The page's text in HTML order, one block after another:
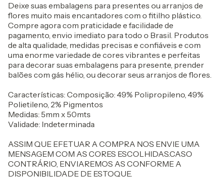
Deixe suas embalagens para presentes ou arranjos de
flores muito mais encantadores com o fitilho plástico.
Compre agora com praticidade e facilidade de
pagamento, envio imediato para todo o Brasil. Produtos
de alta qualidade, medidas precisas e confiáveis e com
uma enorme variedade de cores vibrantes e perfeitas
para decorar suas embalagens para presente, prender
balões com gás hélio, ou decorar seus arranjos de flores.
Características: Composição: 49% Polipropileno, 49%
Polietileno, 2% Pigmentos
Medidas: 5mm x 50mts
Validade: Indeterminada
ASSIM QUE EFETUAR A COMPRA NOS ENVIE UMA
MENSAGEM COM AS CORES ESCOLHIDAS.CASO
CONTRÁRIO, ENVIAREMOS AS CONFORME A
DISPONIBILIDADE DE ESTOQUE.